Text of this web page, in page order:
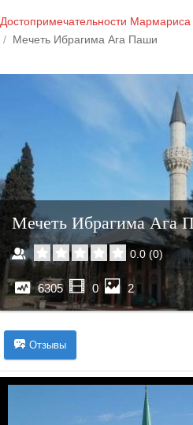
Достопримечательности Мармариса
Мечеть Ибрагима Ага Паши
Мечеть Ибрагима Ага
0.0 (0)
6305 0 2
Отзывы